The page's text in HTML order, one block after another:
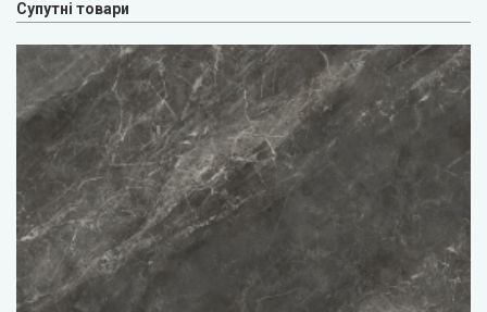
Супутні товари